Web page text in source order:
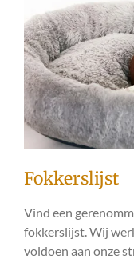
Fokkerslijst
Vind een
fokkerslijst. Wij
voldoen aan onze